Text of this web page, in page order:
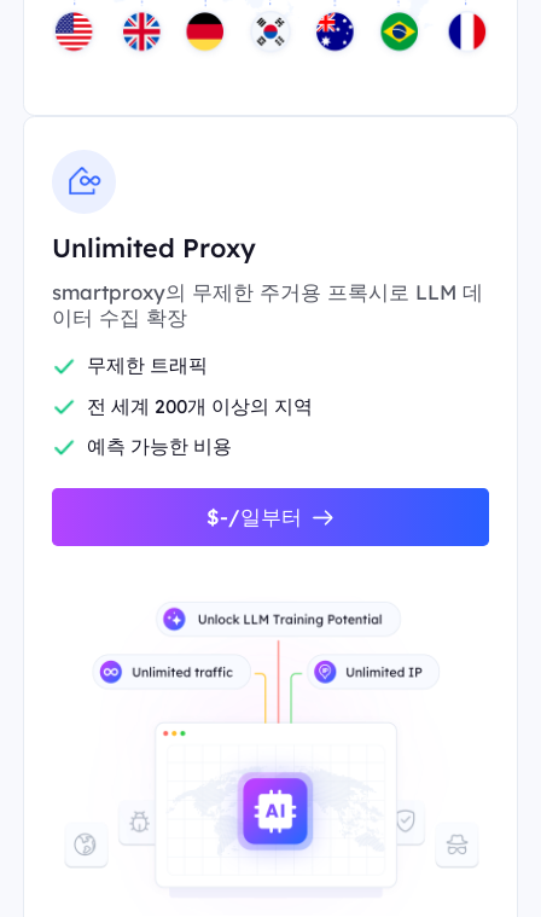
Unlimited Proxy
smartproxy의 무제한 주거용 프록시로 LLM 데
이터 수집 확장
무제한 트래픽
전 세계 200개 이상의 지역
예측 가능한 비용
$-/일부터